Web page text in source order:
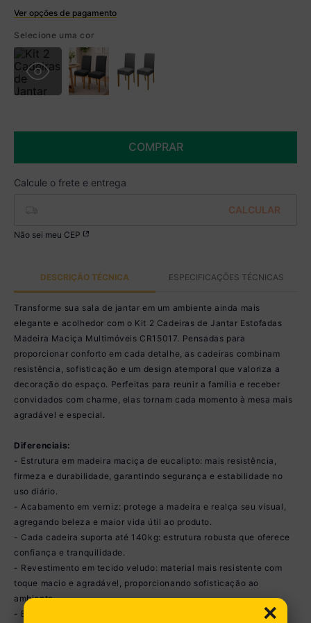
Ver opções de pagamento
R$ 949,99 à vista no Boleto
( 5 % de desconto)
Você economizaR$ 50,00
Selecione uma cor
COMPRAR
Não sei meu CEP
DESCRIÇÃO TÉCNICA ESPECIFICAÇÕES TÉCNICAS
Transforme sua sala de jantar em um ambiente ainda mais
elegante e acolhedor com o Kit 2 Cadeiras de Jantar Estofadas
Madeira Maciça Multimóveis CR15017. Pensadas para
proporcionar conforto em cada detalhe, as cadeiras combinam
resistência, sofisticação e um design atemporal que valoriza a
decoração do espaço. Perfeitas para reunir a família e receber
convidados com charme, elas tornam cada momento à mesa mais
agradável e especial.
Diferenciais:
- Estrutura em madeira maciça de eucalipto: mais resistência,
firmeza e durabilidade, garantindo segurança e estabilidade no
uso diário.
- Acabamento em verniz: protege a madeira e realça seu visual,
agregando beleza e maior vida útil ao produto.
- Cada cadeira suporta até 140kg: estrutura robusta que oferece
confiança e tranquilidade.
- Revestimento em tecido veludo: material mais resistente com
toque macio e agradável, proporcionando sofisticação ao
ambiente.
- Espuma D23: conforto equilibrado e sustentação ideal,
×